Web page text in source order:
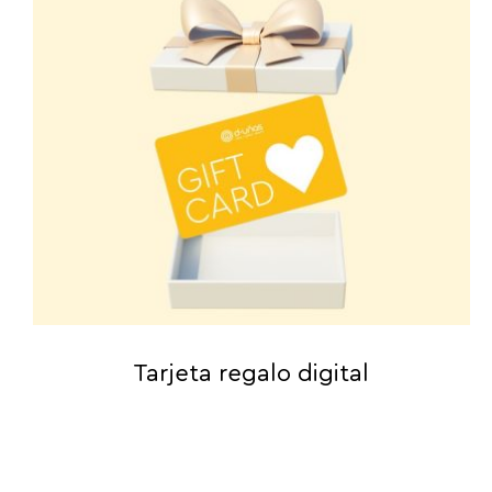
Tarjeta regalo digital